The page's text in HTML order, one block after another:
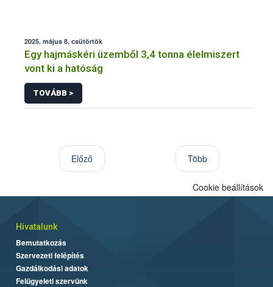
2025. május 8, csütörtök
Egy hajmáskéri üzemből 3,4 tonna élelmiszert
vont ki a hatóság
TOVÁBB >
Előző Több
Cookie beállítások
Hivatalunk
Bemutatkozás
Szervezeti felépítés
Gazdálkodási adatok
Felügyeleti szervünk